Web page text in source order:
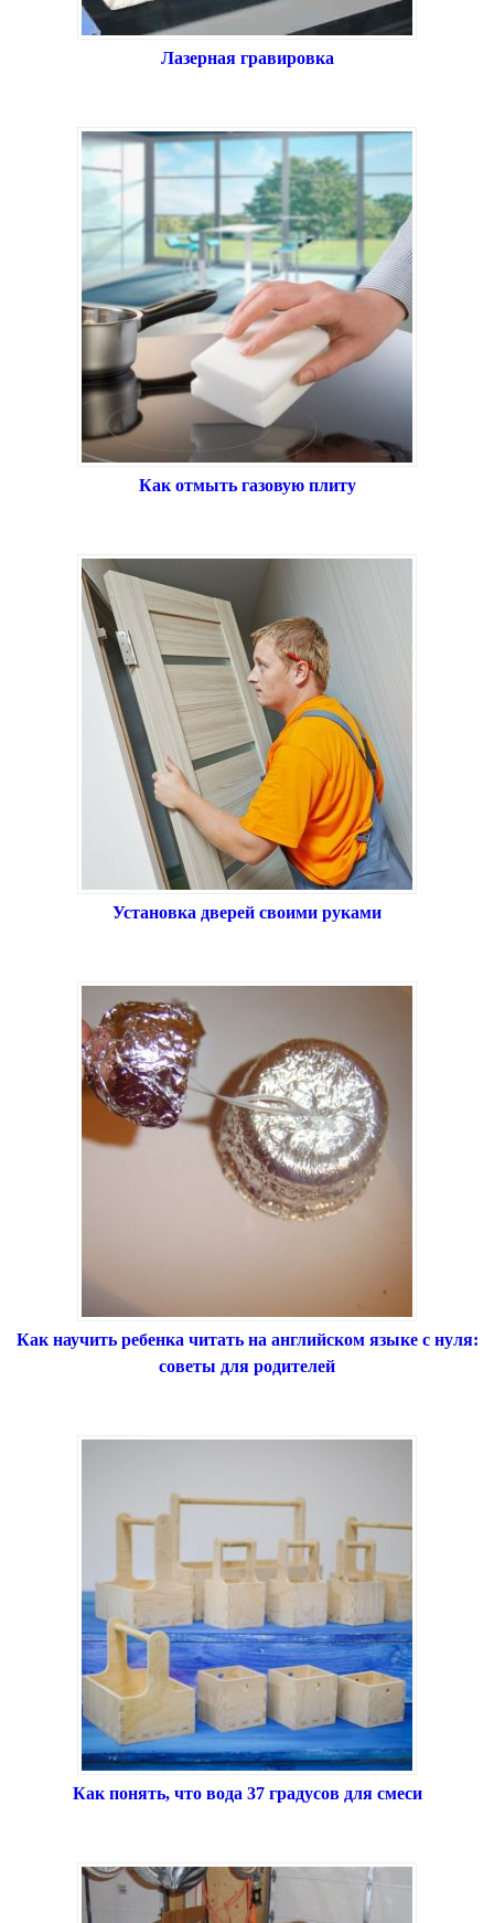
Лазерная гравировка
Как отмыть газовую плиту
Установка дверей своими руками
Как научить ребенка читать на английском языке с нуля:
советы для родителей
Как понять, что вода 37 градусов для смеси